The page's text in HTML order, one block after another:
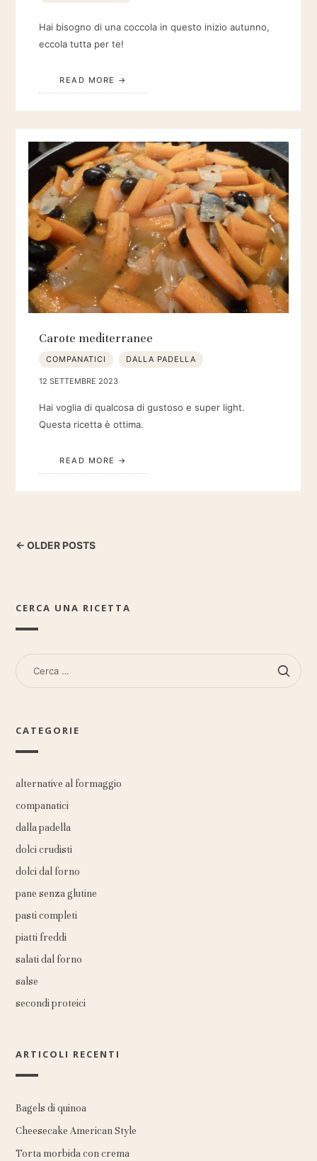
Hai bisogno di una coccola in questo inizio autunno,
eccola tutta per te!
READ MORE
Carote mediterranee
COMPANATICI DALLA PADELLA
12 SETTEMBRE 2023
Hai voglia di qualcosa di gustoso e super light.
Questa ricetta è ottima.
READ MORE
← OLDER POSTS
CERCA UNA RICETTA
RICERCA
PER:
CATEGORIE
alternative al formaggio
companatici
dalla padella
dolci crudisti
dolci dal forno
pane senza glutine
pasti completi
piatti freddi
salati dal forno
salse
secondi proteici
ARTICOLI RECENTI
Bagels di quinoa
Cheesecake American Style
Torta morbida con crema